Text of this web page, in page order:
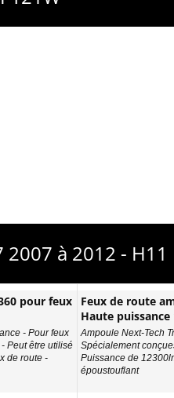
à 2012 - H11
pour feux
- Pour feux
Peut être utilisé
de route -
Feux de route
Haute puissance
Ampoule Next-Tech
Spécialement
Puissance de
époustouflant